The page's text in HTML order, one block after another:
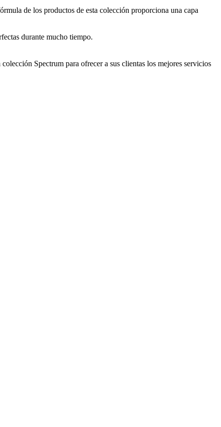
de los productos de esta colección proporciona una capa
durante mucho tiempo.
Spectrum para ofrecer a sus clientas los mejores servicios